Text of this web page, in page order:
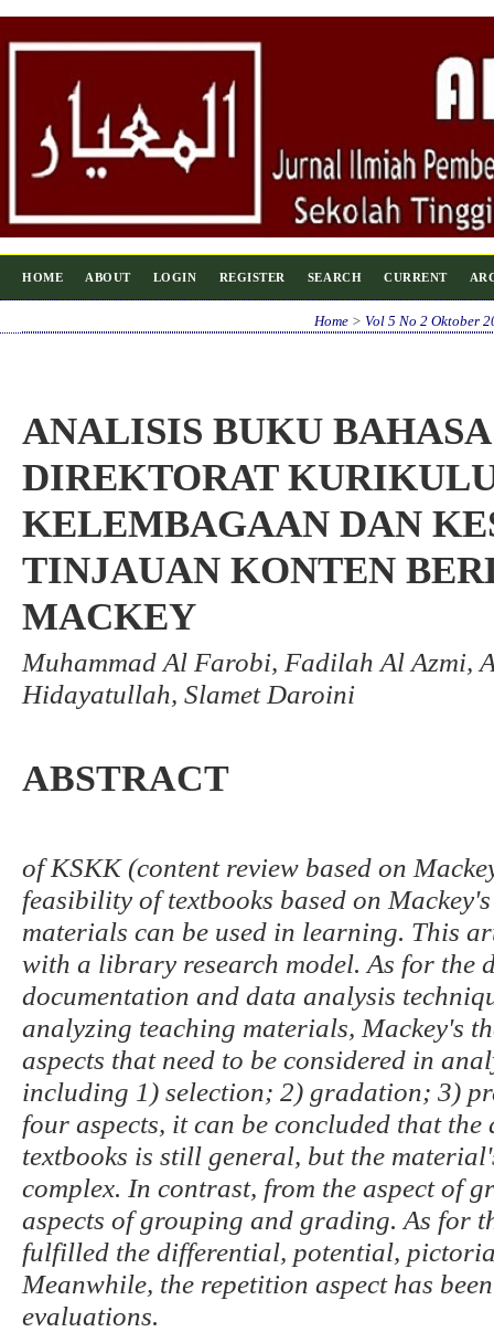
HOME ABOUT LOGIN REGISTER SEARCH CURRENT
Home > Vol 5 No 2 Oktober
ANALISIS BUKU
DIREKTORAT
KELEMBAGAAN DAN
TINJAUAN KONTEN
MACKEY
Muhammad Al Farobi, Fadilah Al Azmi,
Hidayatullah, Slamet Daroini
ABSTRACT
of KSKK (content review based on
feasibility of textbooks based on
materials can be used in learning. This
with a library research model. As for the
documentation and data analysis
analyzing teaching materials, Mackey's
aspects that need to be considered in
including 1) selection; 2) gradation; 3)
four aspects, it can be concluded that the
textbooks is still general, but the
complex. In contrast, from the aspect of
aspects of grouping and grading. As for
fulfilled the differential, potential,
Meanwhile, the repetition aspect has
evaluations.